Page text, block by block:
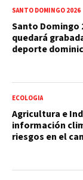
SANTO DOMINGO 2026
Santo Domingo
quedará
deporte
ECOLOGIA
Agricultura e
información
riesgos en el